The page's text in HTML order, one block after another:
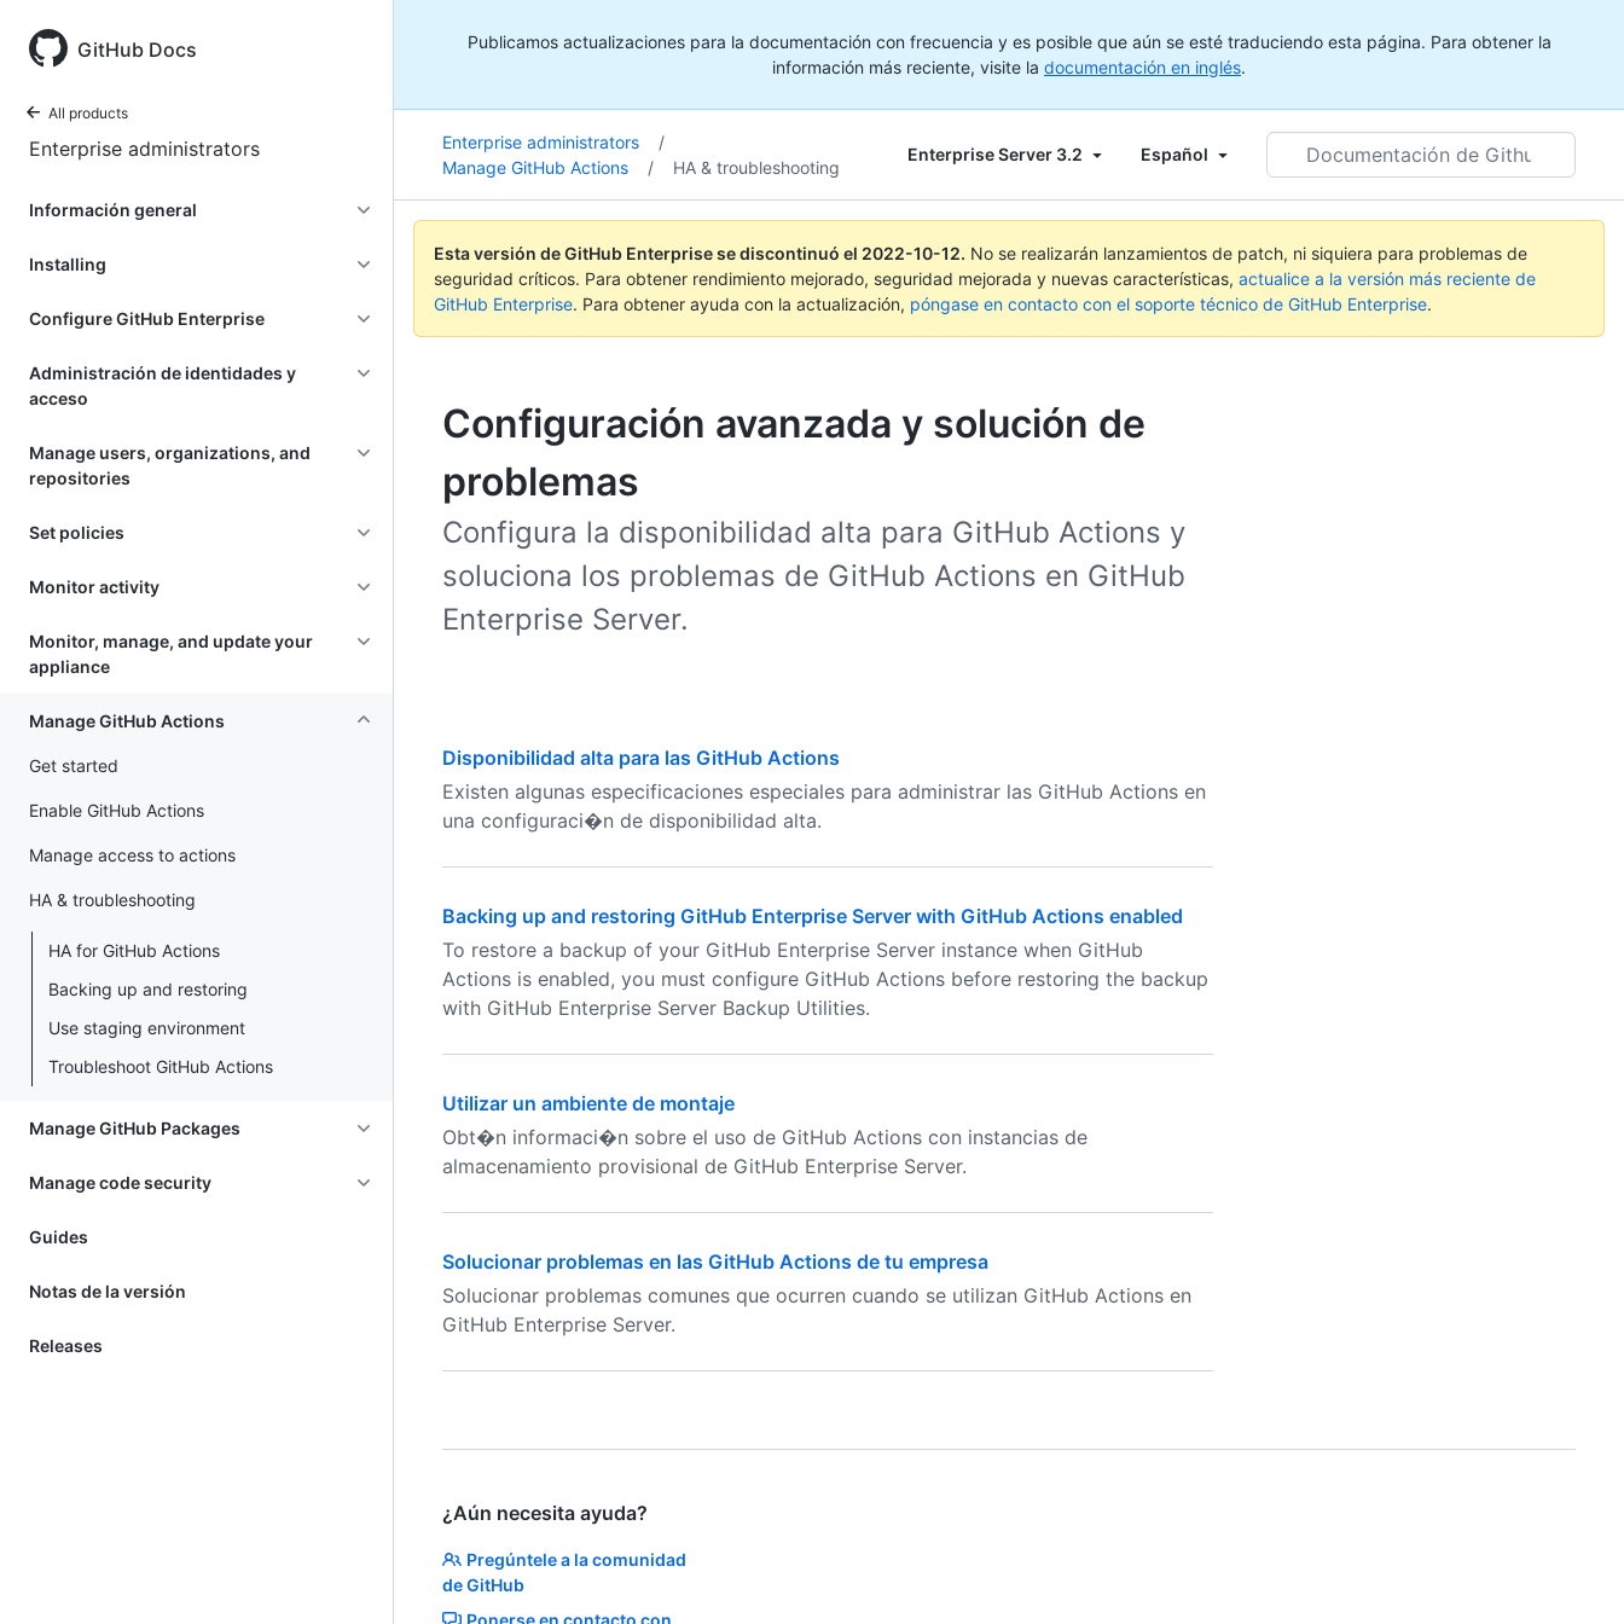
GitHub Docs
All products
Enterprise administrators
Información general
Installing
Configure GitHub Enterprise
Administración de identidades y
acceso
Manage users, organizations, and
repositories
Set policies
Monitor activity
Monitor, manage, and update your
appliance
Manage GitHub Actions
Get started
Enable GitHub Actions
Manage access to actions
HA & troubleshooting
HA for GitHub Actions
Backing up and restoring
Use staging environment
Troubleshoot GitHub Actions
Manage GitHub Packages
Manage code security
Guides
Notas de la versión
Releases
Publicamos actualizaciones para la documentación con frecuencia y es posible que aún se esté traduciendo esta página. Para obtener la
información más reciente, visite la documentación en inglés.
Enterprise administrators
/
Manage GitHub Actions
/ HA & troubleshooting
Enterprise Server 3.2 Español
Documentación
de
de
búsqueda
Esta versión de GitHub Enterprise se discontinuó el 2022-10-12. No se realizarán lanzamientos de patch, ni siquiera para problemas de
seguridad críticos. Para obtener rendimiento mejorado, seguridad mejorada y nuevas características, actualice a la versión más reciente de
GitHub Enterprise. Para obtener ayuda con la actualización, póngase en contacto con el soporte técnico de GitHub Enterprise.
Configuración avanzada y solución de
problemas
Configura la disponibilidad alta para GitHub Actions y
soluciona los problemas de GitHub Actions en GitHub
Enterprise Server.
Disponibilidad alta para las GitHub Actions
Existen algunas especificaciones especiales para administrar las GitHub Actions en
una configuraci�n de disponibilidad alta.
Backing up and restoring GitHub Enterprise Server with GitHub Actions enabled
To restore a backup of your GitHub Enterprise Server instance when GitHub
Actions is enabled, you must configure GitHub Actions before restoring the backup
with GitHub Enterprise Server Backup Utilities.
Utilizar un ambiente de montaje
Obt�n informaci�n sobre el uso de GitHub Actions con instancias de
almacenamiento provisional de GitHub Enterprise Server.
Solucionar problemas en las GitHub Actions de tu empresa
Solucionar problemas comunes que ocurren cuando se utilizan GitHub Actions en
GitHub Enterprise Server.
¿Aún necesita ayuda?
Pregúntele a la comunidad
de GitHub
Ponerse en contacto con